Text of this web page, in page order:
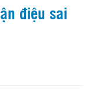
điệu sai